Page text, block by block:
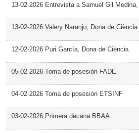
13-02-2026 Entrevista a Samuel Gil
13-02-2026 Valery Naranjo, Dona de Ciència
12-02-2026 Puri García, Dona de Ciència
05-02-2026 Toma de posesión FADE
04-02-2026 Toma de posesión ETSINF
03-02-2026 Primera decana BBAA